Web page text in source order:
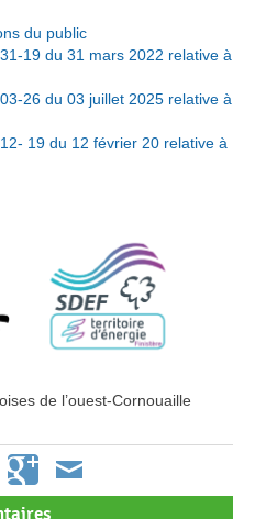
du public
19 du 31 mars 2022 relative à
26 du 03 juillet 2025 relative à
19 du 12 février 20 relative à
de l’ouest-Cornouaille